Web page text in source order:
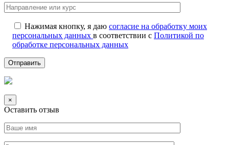
Нажимая кнопку, я даю согласие на обработку моих
персональных данных в соответствии с Политикой по
обработке персональных данных
×
Оставить отзыв